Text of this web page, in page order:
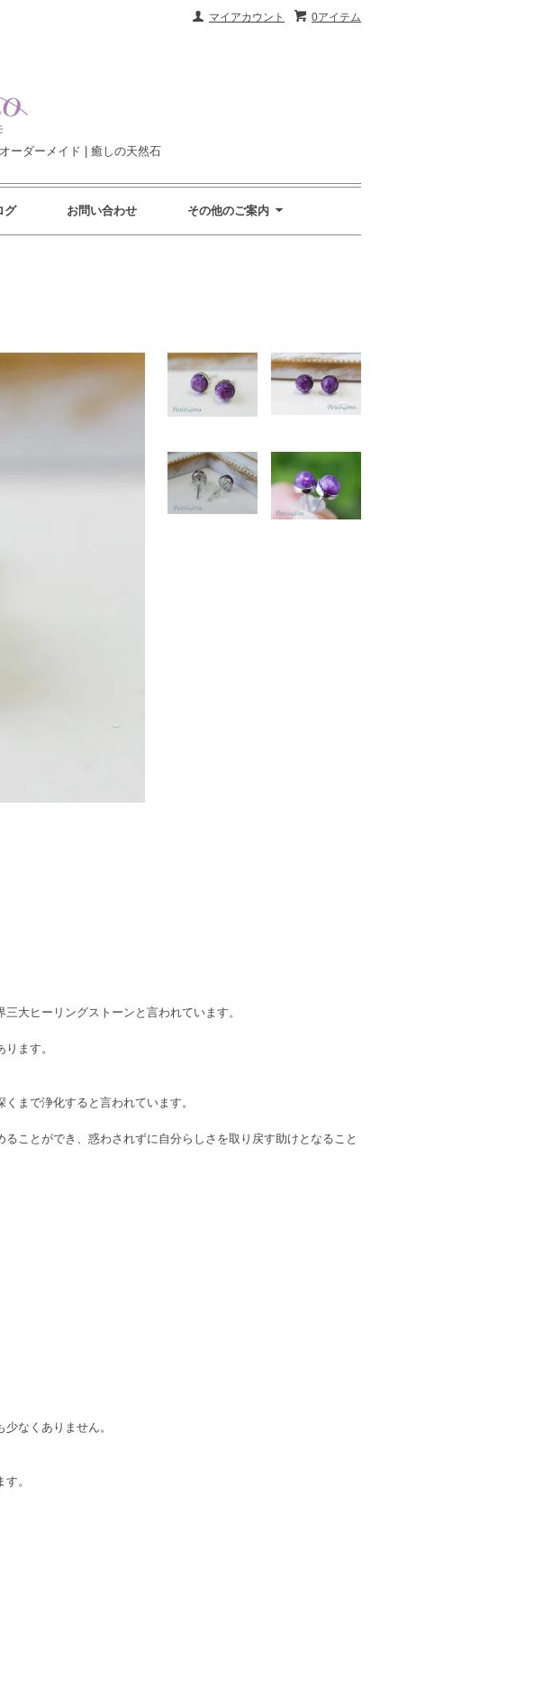
0アイテム
マイアカウント
ーダーメイド | 癒しの天然石
グ お問い合わせ その他のご案内
大ヒーリングストーンと言われています。
ます。
まで浄化すると言われています。
ことができ、惑わされずに自分らしさを取り戻す助けとなること
なくありません。
。